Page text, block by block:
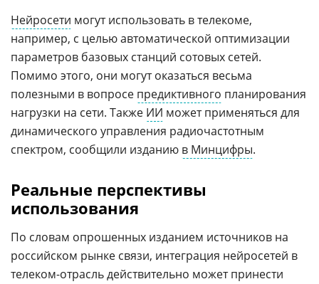
Нейросети могут использовать в телекоме,
например, с целью автоматической оптимизации
параметров базовых станций сотовых сетей.
Помимо этого, они могут оказаться весьма
полезными в вопросе предиктивного планирования
нагрузки на сети. Также ИИ может применяться для
динамического управления радиочастотным
спектром, сообщили изданию в Минцифры.
Реальные перспективы
использования
По словам опрошенных изданием источников на
российском рынке связи, интеграция нейросетей в
телеком-отрасль действительно может принести